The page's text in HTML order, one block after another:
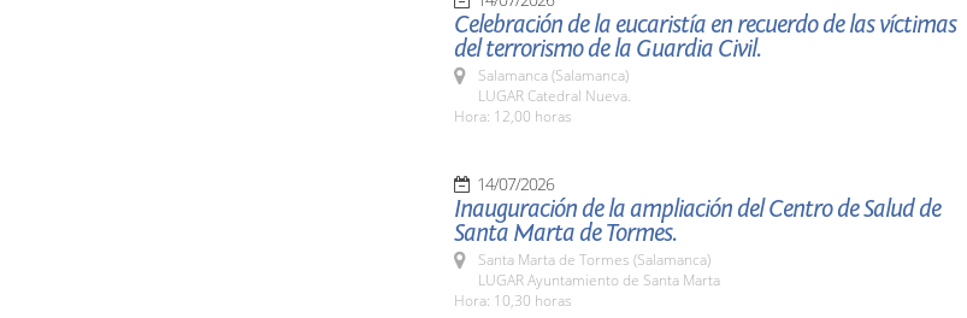
Celebración de la eucaristía en recuerdo de las víctimas
del terrorismo de la Guardia Civil.
Salamanca (Salamanca)
LUGAR Catedral Nueva.
Hora: 12,00 horas
14/07/2026
Inauguración de la ampliación del Centro de Salud de
Santa Marta de Tormes.
Santa Marta de Tormes (Salamanca)
LUGAR Ayuntamiento de Santa Marta
Hora: 10,30 horas